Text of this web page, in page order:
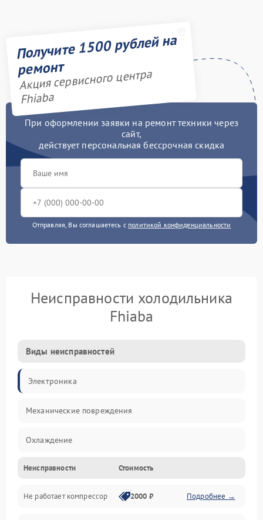
Получите 1500 рублей на
ремонт
Акция сервисного центра
Fhiaba
При оформлении заявки на ремонт техники через
сайт,
действует персональная бессрочная скидка
Отправляя, Вы соглашаетесь с политикой конфиденциальности
Неисправности холодильника
Fhiaba
Виды неисправностей
Электроника
Механические повреждения
Охлаждение
Механика
Электропитание
Неисправности Стоимость
Не работает компрессор 2000 ₽ Подробнее →